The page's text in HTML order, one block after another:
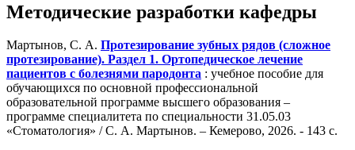
Методические разработки кафедры
Мартынов, С. А. Протезирование зубных рядов (сложное
протезирование). Раздел 1. Ортопедическое лечение
пациентов с болезнями пародонта : учебное пособие для
обучающихся по основной профессиональной
образовательной программе высшего образования –
программе специалитета по специальности 31.05.03
«Стоматология» / С. А. Мартынов. – Кемерово, 2026. - 143 с.